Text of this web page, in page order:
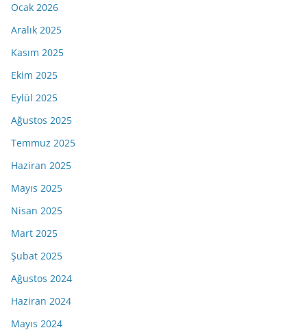
Ocak 2026
Aralık 2025
Kasım 2025
Ekim 2025
Eylül 2025
Ağustos 2025
Temmuz 2025
Haziran 2025
Mayıs 2025
Nisan 2025
Mart 2025
Şubat 2025
Ağustos 2024
Haziran 2024
Mayıs 2024